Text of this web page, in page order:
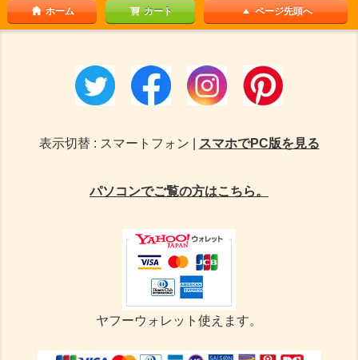
ホーム カート ページ先頭へ
表示切替 : スマートフォン | スマホでPC版を見る
パソコンでご覧の方はこちら。
ヤフーウォレット使えます。